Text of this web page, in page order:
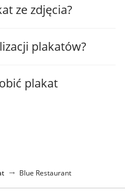
ze zdjęcia?
plakatów?
plakat
Blue Restaurant